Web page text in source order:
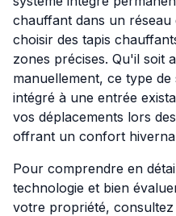
chauffant dans un
choisir des tapis
zones précises. Qu'il soit
manuellement, ce type
intégré à une entrée
vos déplacements lors
offrant un confort
Pour comprendre en
technologie et bien
votre propriété,